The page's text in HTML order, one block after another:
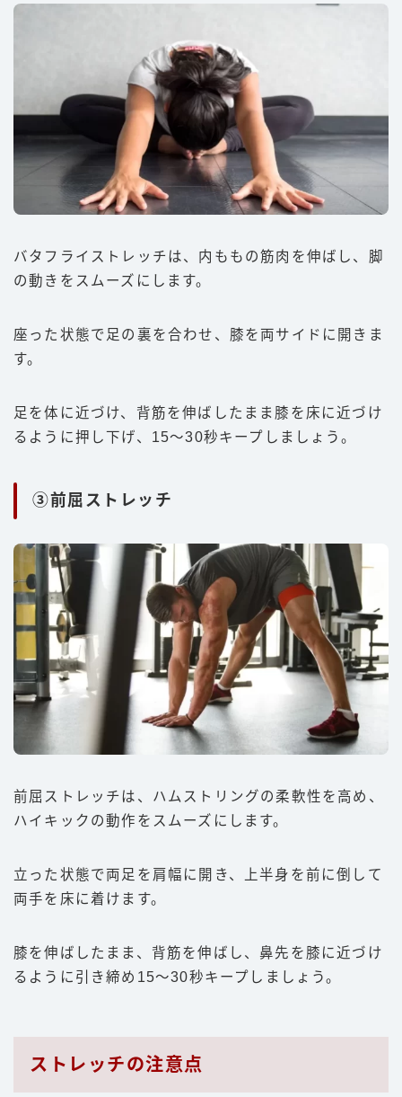
バタフライストレッチは、内ももの筋肉を伸ばし、脚
の動きをスムーズにします。
座った状態で足の裏を合わせ、膝を両サイドに開きま
す。
足を体に近づけ、背筋を伸ばしたまま膝を床に近づけ
るように押し下げ、15〜30秒キープしましょう。
③前屈ストレッチ
前屈ストレッチは、ハムストリングの柔軟性を高め、
ハイキックの動作をスムーズにします。
立った状態で両足を肩幅に開き、上半身を前に倒して
両手を床に着けます。
膝を伸ばしたまま、背筋を伸ばし、鼻先を膝に近づけ
るように引き締め15〜30秒キープしましょう。
ストレッチの注意点